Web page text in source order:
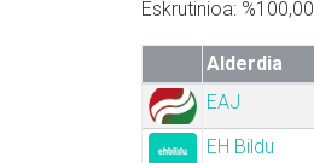
Eskrutinioa: %100,00
Alderdia
EAJ
EH Bildu